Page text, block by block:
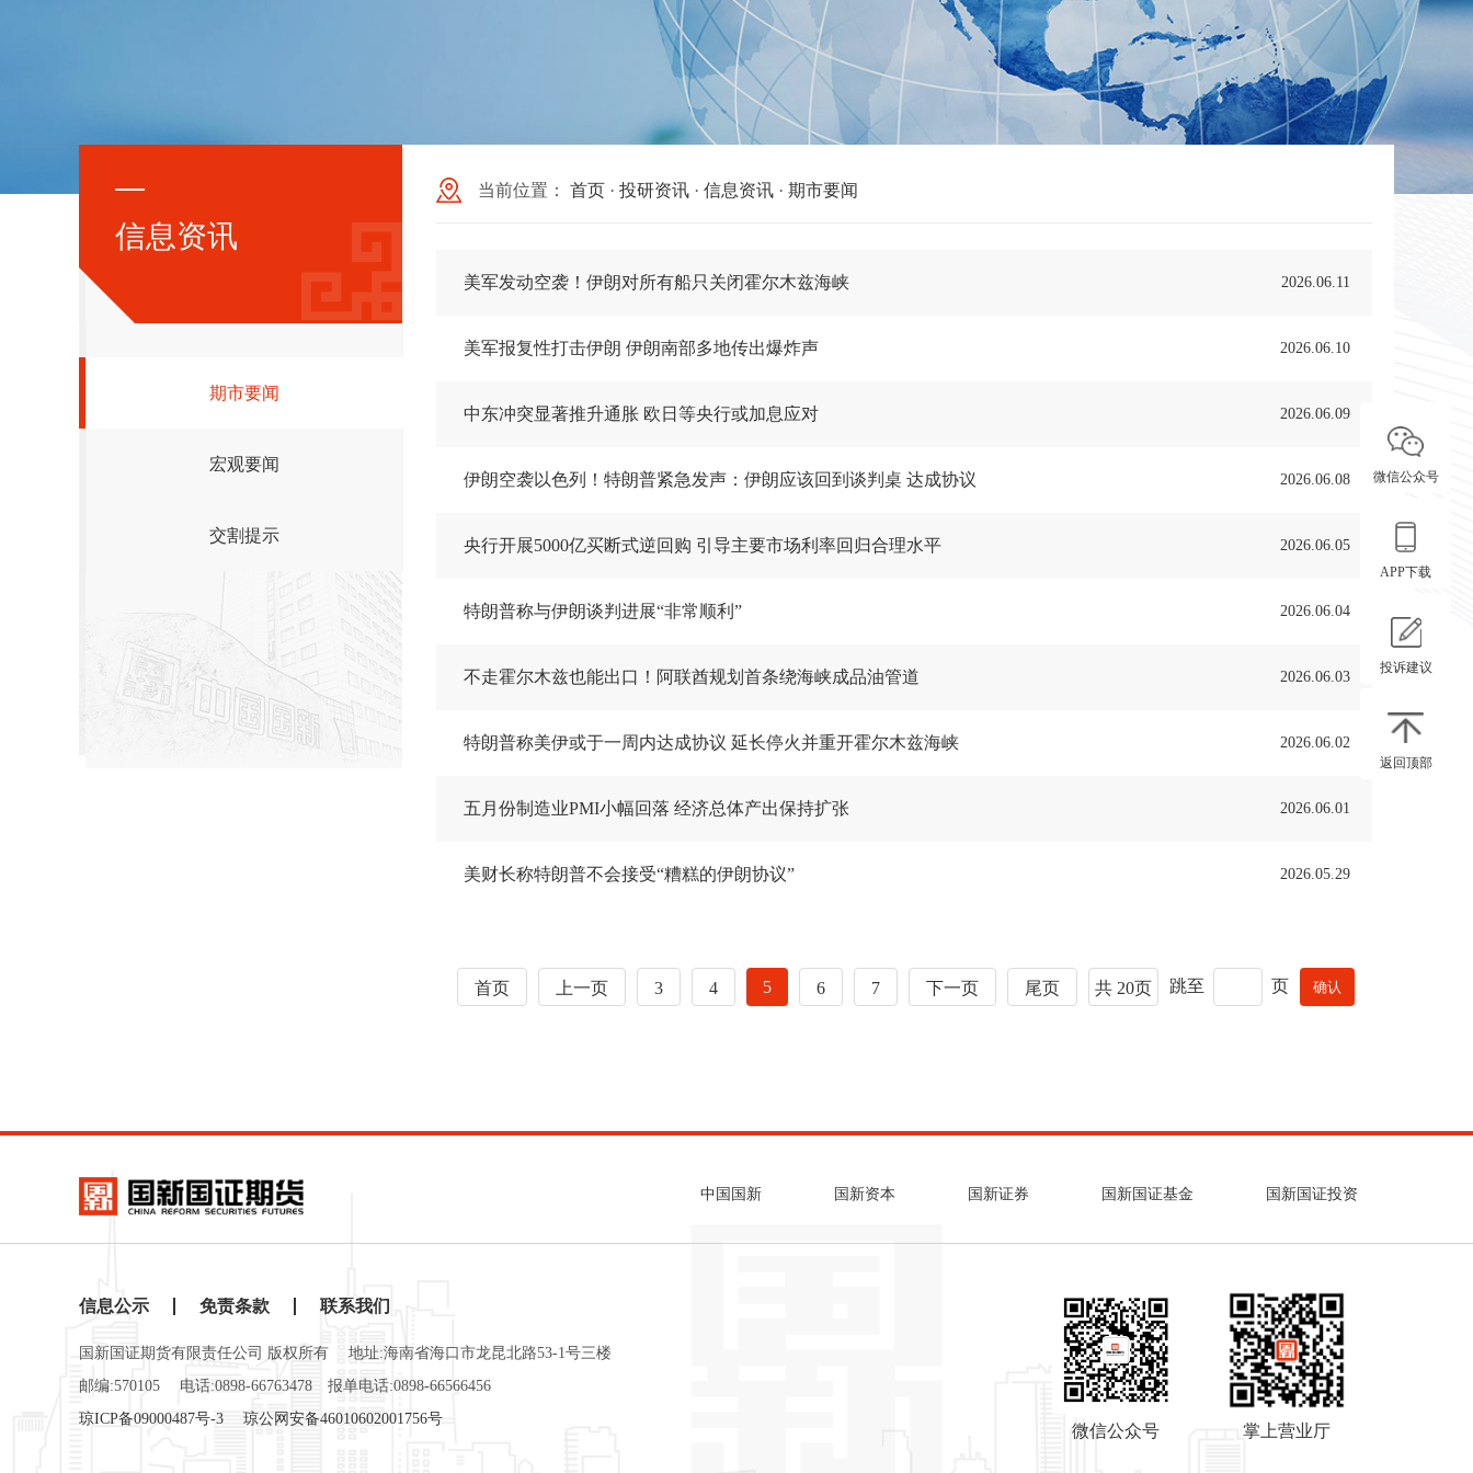
信息资讯
期市要闻
宏观要闻
交割提示
当前位置： 首页 · 投研资讯 · 信息资讯 · 期市要闻
美军发动空袭！伊朗对所有船只关闭霍尔木兹海峡 2026.06.11
美军报复性打击伊朗 伊朗南部多地传出爆炸声 2026.06.10
中东冲突显著推升通胀 欧日等央行或加息应对 2026.06.09
伊朗空袭以色列！特朗普紧急发声：伊朗应该回到谈判桌 达成协议 2026.06.08
央行开展5000亿买断式逆回购 引导主要市场利率回归合理水平 2026.06.05
特朗普称与伊朗谈判进展“非常顺利” 2026.06.04
不走霍尔木兹也能出口！阿联酋规划首条绕海峡成品油管道 2026.06.03
特朗普称美伊或于一周内达成协议 延长停火并重开霍尔木兹海峡 2026.06.02
五月份制造业PMI小幅回落 经济总体产出保持扩张 2026.06.01
美财长称特朗普不会接受“糟糕的伊朗协议” 2026.05.29
首页 上一页 3 4 5 6 7 下一页 尾页 共 20页 跳至 页
中国国新 国新资本 国新证券 国新国证基金 国新国证投资
信息公示 免责条款 联系我们
国新国证期货有限责任公司 版权所有
地址:海南省海口市龙昆北路53-1号三楼
邮编:570105
电话:0898-66763478
报单电话:0898-66566456
琼ICP备09000487号-3
琼公网安备46010602001756号
微信公众号 掌上营业厅
微信公众号
APP下载
投诉建议
返回顶部